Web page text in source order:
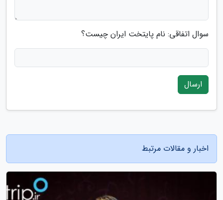
سوال اتفاقی: نام پایتخت ایران چیست؟
ارسال
اخبار و مقالات مرتبط